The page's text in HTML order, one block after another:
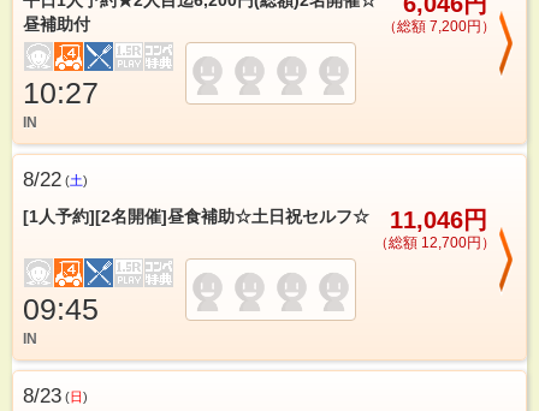
昼補助付
（総額 7,200円）
10:27
IN
8/22 (土)
[1人予約][2名開催]昼食補助☆土日祝セルフ☆ 11,046円
（総額 12,700円）
09:45
IN
8/23 (日)